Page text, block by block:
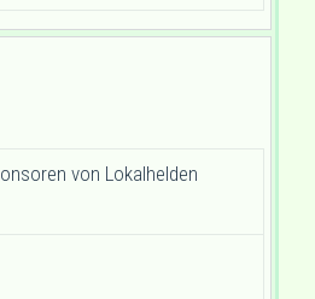
von Lokalhelden